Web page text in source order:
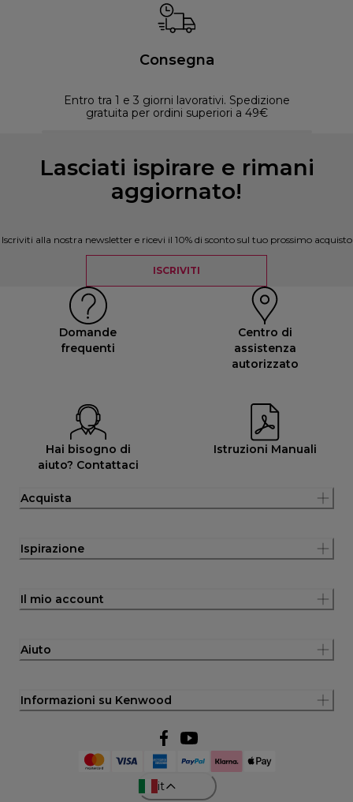
Consegna
Entro tra 1 e 3 giorni lavorativi. Spedizione
gratuita per ordini superiori a 49€
Lasciati ispirare e rimani
aggiornato!
Iscriviti alla nostra newsletter e ricevi il 10% di sconto sul tuo prossimo acquisto
ISCRIVITI
Domande
frequenti
Centro di
assistenza
autorizzato
Hai bisogno di
aiuto? Contattaci
Istruzioni Manuali
Acquista
Ispirazione
Il mio account
Aiuto
Informazioni su Kenwood
it